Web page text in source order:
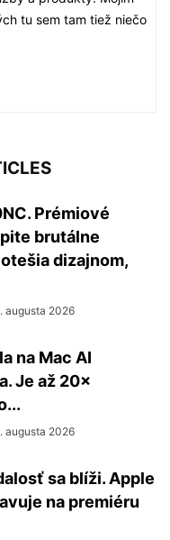
tu sem tam tiež niečo
Prémiové
brutálne
dizajnom,
augusta 2026
na Mac AI
Je až 20×
augusta 2026
sa blíži. Apple
na premiéru